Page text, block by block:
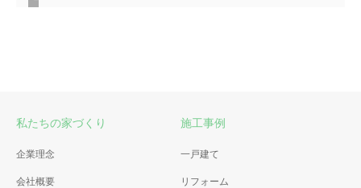
私たちの家づくり
企業理念
会社概要
施工事例
一戸建て
リフォーム